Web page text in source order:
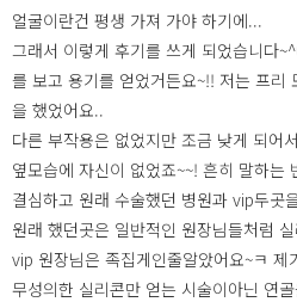
얼굴이란건 평생 가져 가야 하기에...
그래서 이렇게 후기를 쓰게 되었습니다
를 보고 용기를 얻었거든요~!! 저는 프리
을 했었어요..
다른 부작용은 없었지만 조금 낮게 되어
옆모습에 자신이 없었죠~~! 흔히 말하는
결심하고 원래 수술했던 병원과 vip두곳
원래 했던곳은 일반적인 원장님들처럼
vip 원장님은 족집게인줄알았어요~ㅋ 제
무성의한 실리콘만 얻는 시술이아닌 연